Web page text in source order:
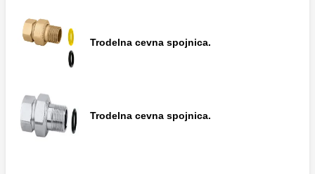
Trodelna cevna spojnica.
Trodelna cevna spojnica.